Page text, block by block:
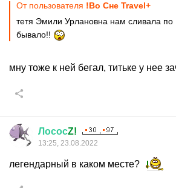
От пользователя !Во Сне Travel+
тетя Эмили Урлановна нам сливала по
бывало!!
мну тоже к ней бегал, титьке у нее
ЛососZ!
13:25, 23.08.2022
легендарный в каком месте?